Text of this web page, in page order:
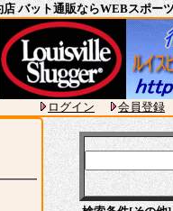
バット通販ならWEBスポー
ログイン 会員登録